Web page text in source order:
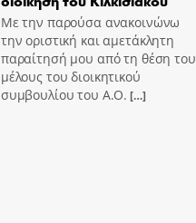
Με την παρούσα ανακοινώνω
την οριστική και αμετάκλητη
παραίτησή μου από τη θέση του
μέλους του διοικητικού
συμβουλίου του Α.Ο. […]